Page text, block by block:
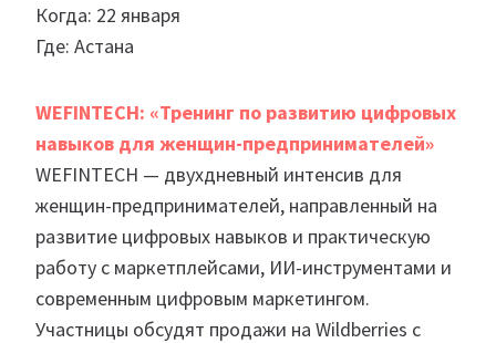
Когда: 22 января
Где: Астана
WEFINTECH: «Тренинг по развитию цифровых
навыков для женщин-предпринимателей»
WEFINTECH — двухдневный интенсив для
женщин-предпринимателей, направленный на
развитие цифровых навыков и практическую
работу с маркетплейсами, ИИ-инструментами и
современным цифровым маркетингом.
Участницы обсудят продажи на Wildberries с